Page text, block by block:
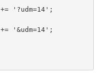
'?udm=14';
'&udm=14';